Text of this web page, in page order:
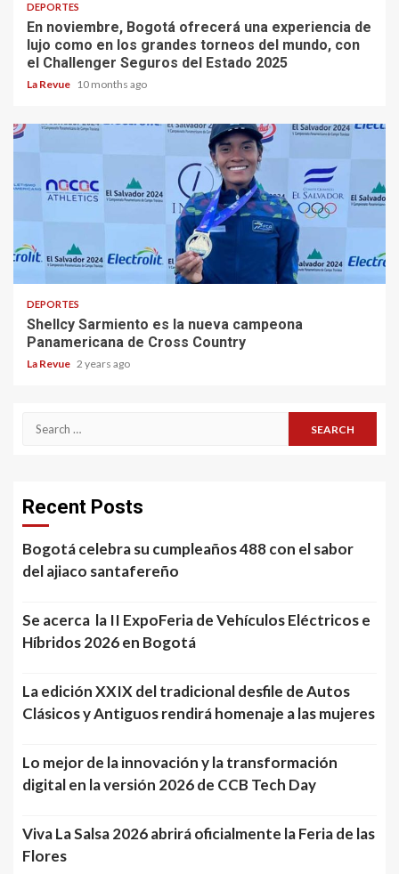
DEPORTES
En noviembre, Bogotá ofrecerá una experiencia de
lujo como en los grandes torneos del mundo, con
el Challenger Seguros del Estado 2025
La Revue 10 months ago
DEPORTES
Shellcy Sarmiento es la nueva campeona
Panamericana de Cross Country
La Revue 2 years ago
Search
Recent Posts
Bogotá celebra su cumpleaños 488 con el sabor
del ajiaco santafereño
Se acerca la II ExpoFeria de Vehículos Eléctricos e
Híbridos 2026 en Bogotá
La edición XXIX del tradicional desfile de Autos
Clásicos y Antiguos rendirá homenaje a las mujeres
Lo mejor de la innovación y la transformación
digital en la versión 2026 de CCB Tech Day
Viva La Salsa 2026 abrirá oficialmente la Feria de las
Flores